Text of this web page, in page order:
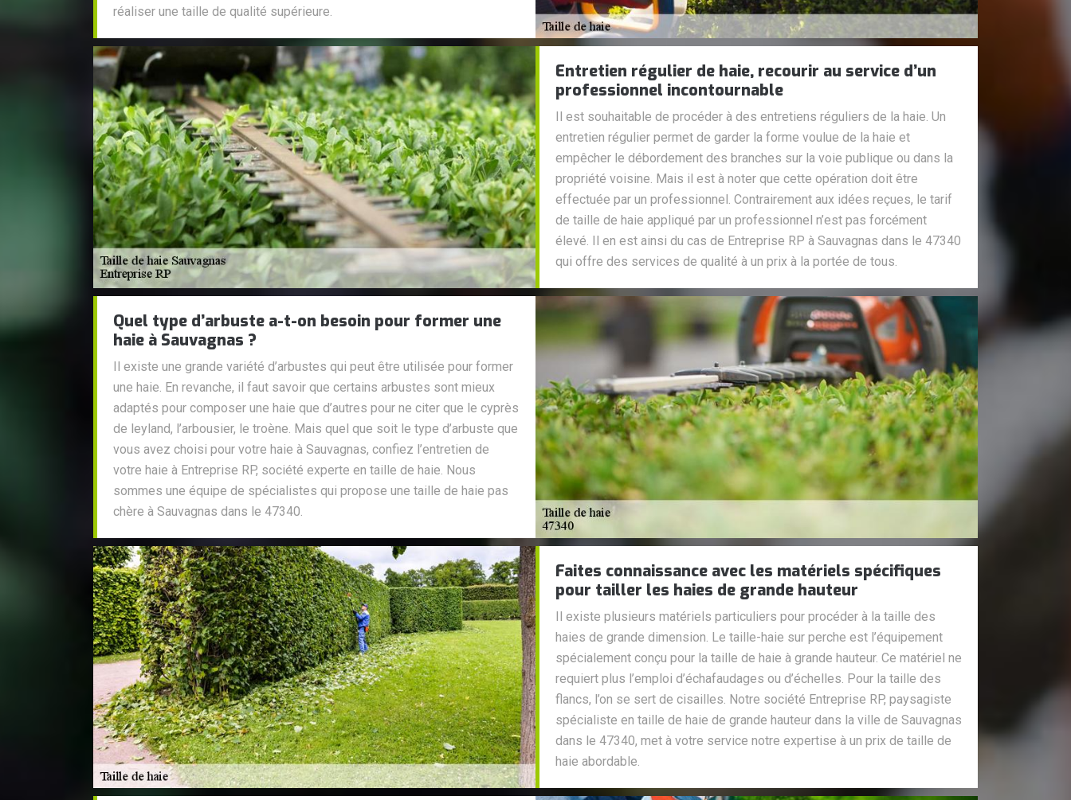
réaliser une taille de qualité supérieure.
Entretien régulier de haie, recourir au service d’un
professionnel incontournable
Il est souhaitable de procéder à des entretiens réguliers de la haie. Un
entretien régulier permet de garder la forme voulue de la haie et
empêcher le débordement des branches sur la voie publique ou dans la
propriété voisine. Mais il est à noter que cette opération doit être
effectuée par un professionnel. Contrairement aux idées reçues, le tarif
de taille de haie appliqué par un professionnel n’est pas forcément
élevé. Il en est ainsi du cas de Entreprise RP à Sauvagnas dans le 47340
qui offre des services de qualité à un prix à la portée de tous.
Quel type d’arbuste a-t-on besoin pour former une
haie à Sauvagnas ?
Il existe une grande variété d’arbustes qui peut être utilisée pour former
une haie. En revanche, il faut savoir que certains arbustes sont mieux
adaptés pour composer une haie que d’autres pour ne citer que le cyprès
de leyland, l’arbousier, le troène. Mais quel que soit le type d’arbuste que
vous avez choisi pour votre haie à Sauvagnas, confiez l’entretien de
votre haie à Entreprise RP, société experte en taille de haie. Nous
sommes une équipe de spécialistes qui propose une taille de haie pas
chère à Sauvagnas dans le 47340.
Faites connaissance avec les matériels spécifiques
pour tailler les haies de grande hauteur
Il existe plusieurs matériels particuliers pour procéder à la taille des
haies de grande dimension. Le taille-haie sur perche est l’équipement
spécialement conçu pour la taille de haie à grande hauteur. Ce matériel ne
requiert plus l’emploi d’échafaudages ou d’échelles. Pour la taille des
flancs, l’on se sert de cisailles. Notre société Entreprise RP, paysagiste
spécialiste en taille de haie de grande hauteur dans la ville de Sauvagnas
dans le 47340, met à votre service notre expertise à un prix de taille de
haie abordable.